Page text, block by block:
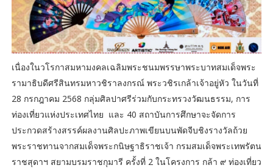
เนื่องในวโรกาสมหามงคลเฉลิมพระชนมพรรษาพระบาทสมเด็จพระ
รามาธิบดีศรีสินทรมหาวชิราลงกรณ์ พระวชิรเกล้าเจ้าอยู่หัว ในวันที่
28 กรกฎาคม 2568 กลุ่มศิลปาศรีร่วมกับกระทรวงวัฒนธรรม, การ
ท่องเที่ยวแห่งประเทศไทย และ 40 สถาบันการศึกษาจะจัดการ
ประกวดสร้างสรรค์ผลงานศิลปะภาพเขียนบนพัดจีบชิงรางวัลถ้วย
พระราชทานจากสมเด็จพระกนิษฐาธิราชเจ้า กรมสมเด็จพระเทพรัตน
ราชสุดาฯ สยามบรมราชกุมารี ครั้งที่ 2 ในโครงการ กล้า ๙ ท่องเที่ยว